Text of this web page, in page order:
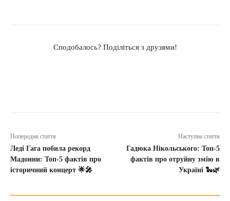
Сподобалось? Поділіться з друзями!
Попередня стаття
Леді Гага побила рекорд
Мадонни: Топ-5 фактів про
історичний концерт 🌟🎤
Наступна стаття
Гадюка Нікольського: Топ-5
фактів про отруйну змію в
Україні 🐍🌿